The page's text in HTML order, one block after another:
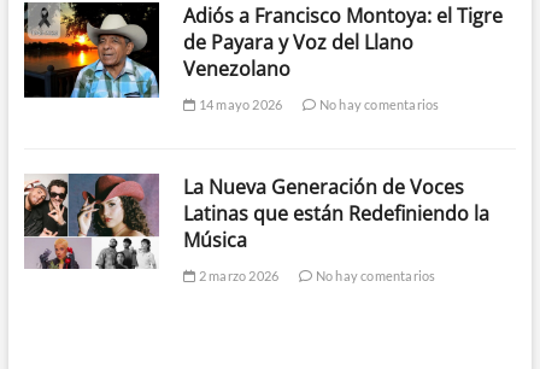
Adiós a Francisco Montoya: el Tigre
de Payara y Voz del Llano
Venezolano
14 mayo 2026 No hay comentarios
La Nueva Generación de Voces
Latinas que están Redefiniendo la
Música
2 marzo 2026 No hay comentarios